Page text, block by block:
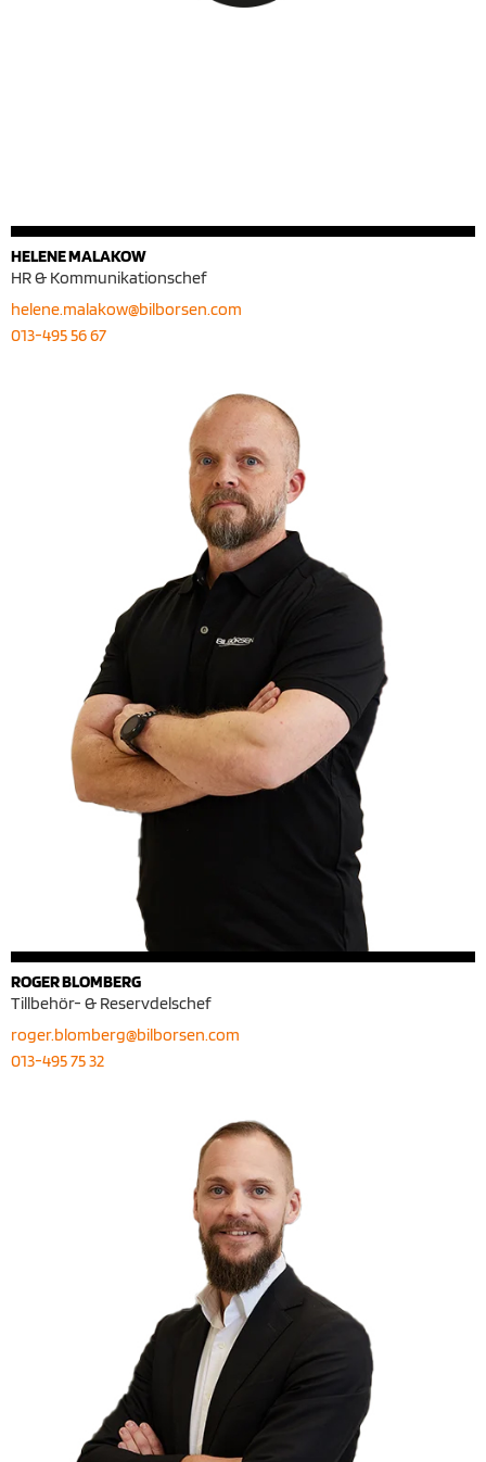
HELENE MALAKOW
HR & Kommunikationschef
helene.malakow@bilborsen.com
013-495 56 67
ROGER BLOMBERG
Tillbehör- & Reservdelschef
roger.blomberg@bilborsen.com
013-495 75 32